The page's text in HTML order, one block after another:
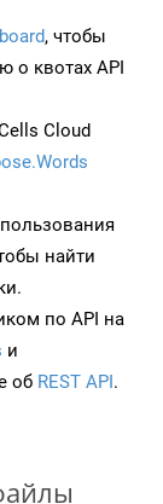
, чтобы
о квотах API
Cloud
найти
по API на
и
об REST API.